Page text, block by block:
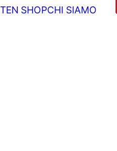
TEN SHOPCHI SIAMO